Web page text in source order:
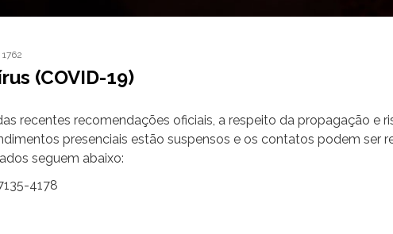
1762
(COVID-19)
recentes recomendações oficiais, a respeito da propagação e
presenciais estão suspensos e os contatos podem ser
seguem abaixo:
4178